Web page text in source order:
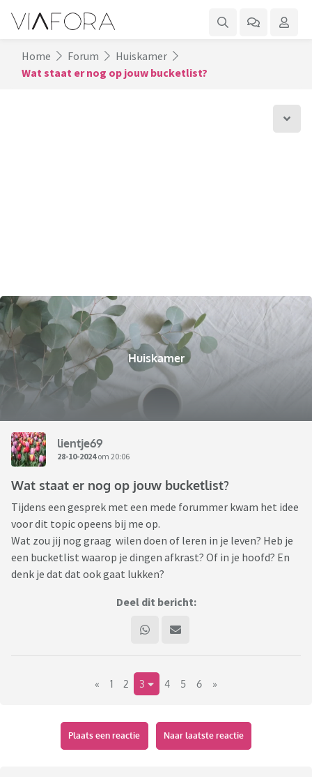
Home Forum
Huiskamer
Wat staat er nog op jouw bucketlist?
Huiskamer
lientje69
28-10-2024om 20:06
Wat staat er nog op jouw bucketlist?
Tijdens een gesprek met een mede forummer kwam het idee
voor dit topic opeens bij me op.
Wat zou jij nog graag wilen doen of leren in je leven? Heb je
een bucketlist waarop je dingen afkrast? Of in je hoofd? En
denk je dat dat ook gaat lukken?
Deel dit bericht:
« 1 2 3 4 5 6 »
Plaats een reactie Naar laatste reactie